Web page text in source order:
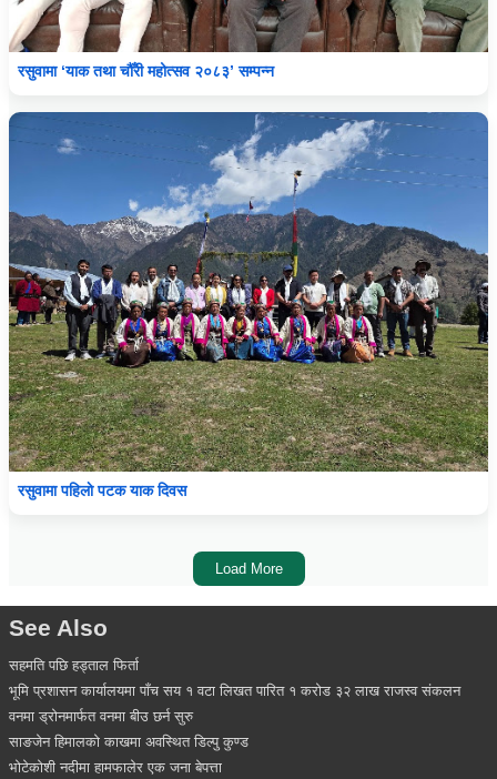
रसुवामा ‘याक तथा चौँरी महोत्सव २०८३’ सम्पन्न
रसुवामा पहिलाे पटक याक दिवस
Load More
See Also
सहमति पछि हड्ताल फिर्ता
भूमि प्रशासन कार्यालयमा पाँच सय १ वटा लिखत पारित १ करोड ३२ लाख राजस्व संकलन
वनमा ड्रोनमार्फत वनमा बीउ छर्न सुरु
साङजेन हिमालको काखमा अवस्थित डिल्पु कुण्ड
भोटेकोशी नदीमा हामफालेर एक जना बेपत्ता